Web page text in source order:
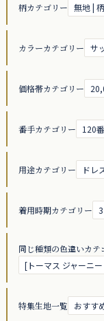
柄カテゴリー 無地 |
カラーカテゴリー サ
価格帯カテゴリー
番手カテゴリー 120
用途カテゴリー ドレ
着用時期カテゴリー
同じ種類の色違いカテ
[トーマス ジャーニ
特集生地一覧 おすす